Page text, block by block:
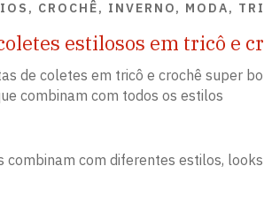
CROCHÊ, INVERNO, MODA,
estilosos em tricô e
de coletes em tricô e crochê super
combinam com todos os estilos
com diferentes estilos,